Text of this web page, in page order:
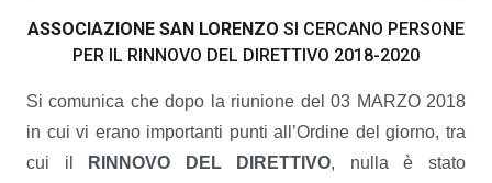
ASSOCIAZIONE SAN LORENZO SI CERCANO PERSONE
PER IL RINNOVO DEL DIRETTIVO 2018-2020
Si comunica che dopo la riunione del 03 MARZO 2018
in cui vi erano importanti punti all’Ordine del giorno, tra
cui il
RINNOVO DEL DIRETTIVO, nulla è stato